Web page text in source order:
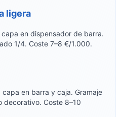
ligera
en dispensador de barra.
1/4. Coste 7–8 €/1.000.
en barra y caja. Gramaje
decorativo. Coste 8–10